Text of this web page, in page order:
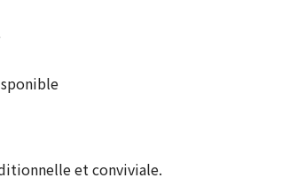
et conviviale.